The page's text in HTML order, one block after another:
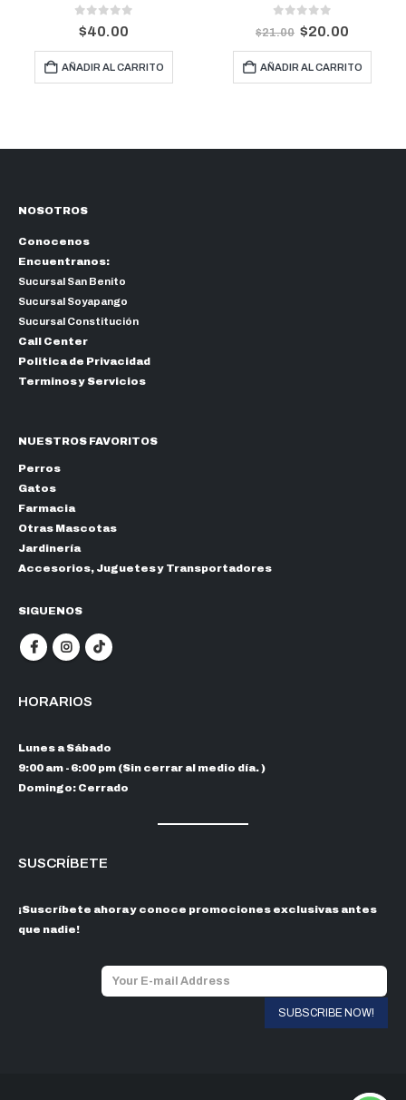
CARRITO AÑADIR AL CARRITO AÑADIR AL
NOSOTROS
Conocenos
Encuentranos:
Sucursal San Benito
Sucursal Soyapango
Sucursal Constitución
Call Center
Politica de Privacidad
Terminos y Servicios
NUESTROS FAVORITOS
Perros
Gatos
Farmacia
Otras Mascotas
Jardinería
Accesorios, Juguetes y Transportadores
SIGUENOS
HORARIOS
Lunes a Sábado
9:00 am - 6:00 pm (Sin cerrar al medio día. )
Domingo: Cerrado
SUSCRÍBETE
¡Suscríbete ahora y conoce promociones exclusivas antes
que nadie!